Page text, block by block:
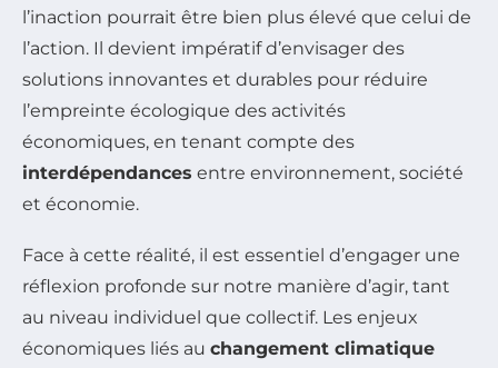
l’inaction pourrait être bien plus élevé que celui de
l’action. Il devient impératif d’envisager des
solutions innovantes et durables pour réduire
l’empreinte écologique des activités
économiques, en tenant compte des
interdépendances entre environnement, société
et économie.
Face à cette réalité, il est essentiel d’engager une
réflexion profonde sur notre manière d’agir, tant
au niveau individuel que collectif. Les enjeux
économiques liés au changement climatique